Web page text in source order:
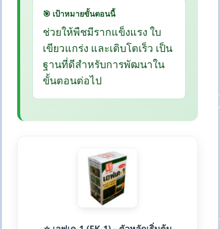
🎯 เป้าหมายขั้นตอนนี้
ช่วยให้พืชมีรากแข็งแรง ใบ
เขียวแกร่ง และเติบโตเร็ว เป็น
ฐานที่ดีสำหรับการพัฒนาใน
ขั้นตอนต่อไป